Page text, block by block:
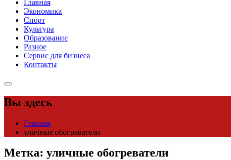
Главная
Экономика
Спорт
Культура
Образование
Разное
Сервис для бизнеса
Контакты
Вы здесь
Главная
уличные обогреватели
Метка: уличные обогреватели